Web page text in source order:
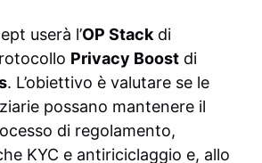
userà l’OP Stack di
Privacy Boost di
. L’obiettivo è valutare se le
possano mantenere il
di regolamento,
KYC e antiriciclaggio e, allo